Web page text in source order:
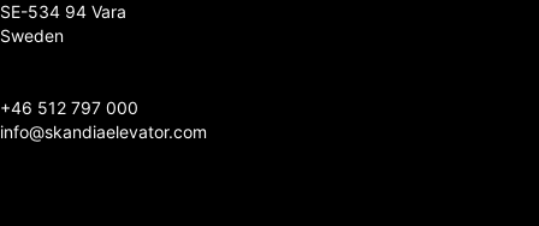
SE-534 94 Vara
Sweden
+46 512 797 000
info@skandiaelevator.com